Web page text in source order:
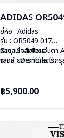
ADIDAS
ยี่ห้อ : Adidas
รุ่น : OR5049 017
วัสดุ : Stainless
เลนส์ : Demo lens
อุปกรณ์ : กล่อง, ผ้าเช็ดแ
หากสนใจสั่งชื้อแว่นตา
จากรายการที่ได้ลงไว้ก
฿5,900.00